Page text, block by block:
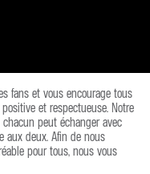
fans et vous encourage tous
et respectueuse. Notre
peut échanger avec
aux deux. Afin de nous
pour tous, nous vous